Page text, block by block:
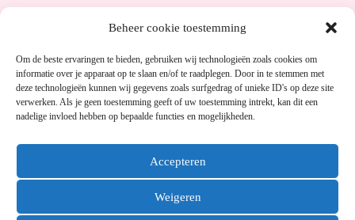
Beheer cookie toestemming
Om de beste ervaringen te bieden, gebruiken wij technologieën zoals cookies om
informatie over je apparaat op te slaan en/of te raadplegen. Door in te stemmen met
deze technologieën kunnen wij gegevens zoals surfgedrag of unieke ID's op deze site
verwerken. Als je geen toestemming geeft of uw toestemming intrekt, kan dit een
nadelige invloed hebben op bepaalde functies en mogelijkheden.
Accepteren
Weigeren